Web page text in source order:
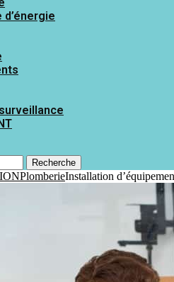
d’énergie
Recherche
PlomberieInstallation